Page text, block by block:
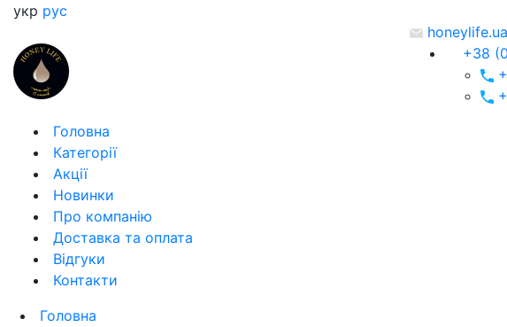
укр рус
+38
Головна
Категорії
Акції
Новинки
Про компанію
Доставка та оплата
Відгуки
Контакти
Головна